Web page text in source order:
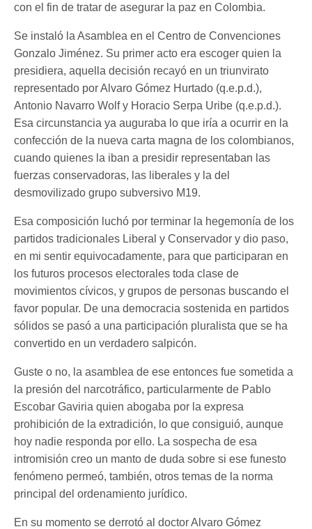
con el fin de tratar de asegurar la paz en Colombia.
Se instaló la Asamblea en el Centro de Convenciones
Gonzalo Jiménez. Su primer acto era escoger quien la
presidiera, aquella decisión recayó en un triunvirato
representado por Alvaro Gómez Hurtado (q.e.p.d.),
Antonio Navarro Wolf y Horacio Serpa Uribe (q.e.p.d.).
Esa circunstancia ya auguraba lo que iría a ocurrir en la
confección de la nueva carta magna de los colombianos,
cuando quienes la iban a presidir representaban las
fuerzas conservadoras, las liberales y la del
desmovilizado grupo subversivo M19.
Esa composición luchó por terminar la hegemonía de los
partidos tradicionales Liberal y Conservador y dio paso,
en mi sentir equivocadamente, para que participaran en
los futuros procesos electorales toda clase de
movimientos cívicos, y grupos de personas buscando el
favor popular. De una democracia sostenida en partidos
sólidos se pasó a una participación pluralista que se ha
convertido en un verdadero salpicón.
Guste o no, la asamblea de ese entonces fue sometida a
la presión del narcotráfico, particularmente de Pablo
Escobar Gaviria quien abogaba por la expresa
prohibición de la extradición, lo que consiguió, aunque
hoy nadie responda por ello. La sospecha de esa
intromisión creo un manto de duda sobre si ese funesto
fenómeno permeó, también, otros temas de la norma
principal del ordenamiento jurídico.
En su momento se derrotó al doctor Alvaro Gómez